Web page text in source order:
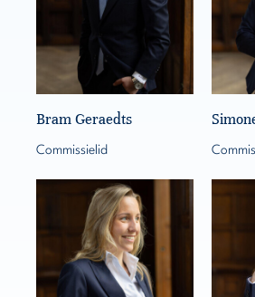
Bram Geraedts
Commissielid